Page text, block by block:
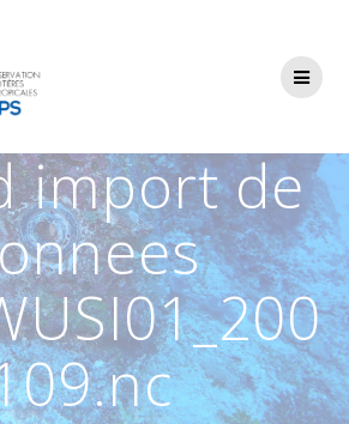
import de